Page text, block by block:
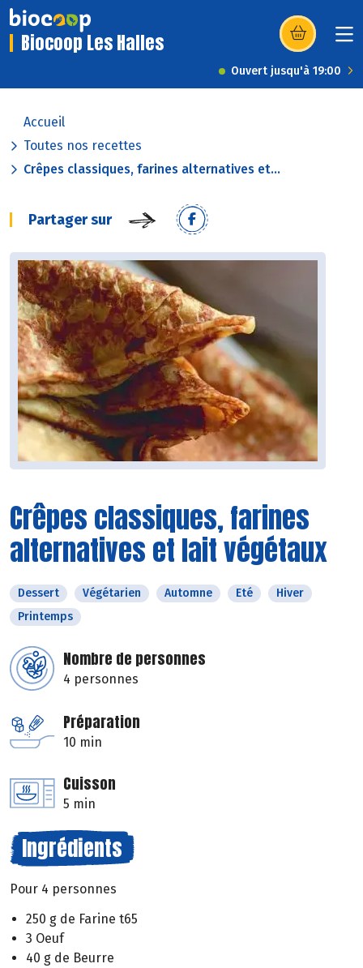
Biocoop Les Halles (s’ouvre dans
Ouvert jusqu'à 19:00
Accueil
Toutes nos recettes
Crêpes classiques, farines alternatives et...
Partager sur
Crêpes classiques, farines
alternatives et lait végétaux
Dessert Végétarien Automne Eté
Hiver
Printemps
Nombre de personnes
4 personnes
Préparation
10 min
Cuisson
5 min
Ingrédients
Pour 4 personnes
250 g de Farine t65
3 Oeuf
40 g de Beurre